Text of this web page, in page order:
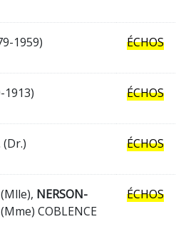
1959) ÉCHOS
1913) ÉCHOS
(Dr.) ÉCHOS
NERSON-
COBLENCE
ÉCHOS